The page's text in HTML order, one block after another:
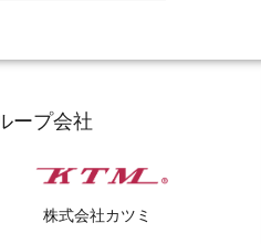
ープ会社
株式会社カツミ